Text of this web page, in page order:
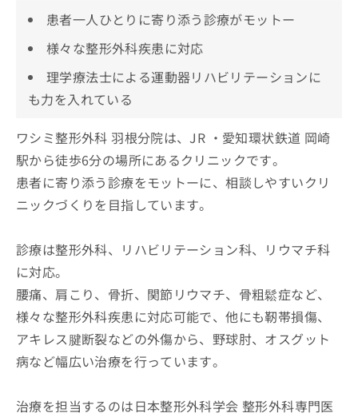
患者一人ひとりに寄り添う診療がモットー
様々な整形外科疾患に対応
理学療法士による運動器リハビリテーションに
も力を入れている
ワシミ整形外科 羽根分院は、JR ・愛知環状鉄道 岡崎
駅から徒歩6分の場所にあるクリニックです。
患者に寄り添う診療をモットーに、相談しやすいクリ
ニックづくりを目指しています。
診療は整形外科、リハビリテーション科、リウマチ科
に対応。
腰痛、肩こり、骨折、関節リウマチ、骨粗鬆症など、
様々な整形外科疾患に対応可能で、他にも靭帯損傷、
アキレス腱断裂などの外傷から、野球肘、オスグット
病など幅広い治療を行っています。
治療を担当するのは日本整形外科学会 整形外科専門医